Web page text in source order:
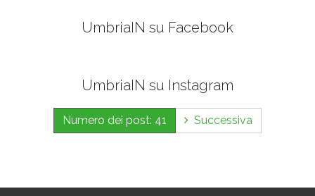
UmbriaIN su Facebook
UmbriaIN su Instagram
Numero dei post: 41 Successiva